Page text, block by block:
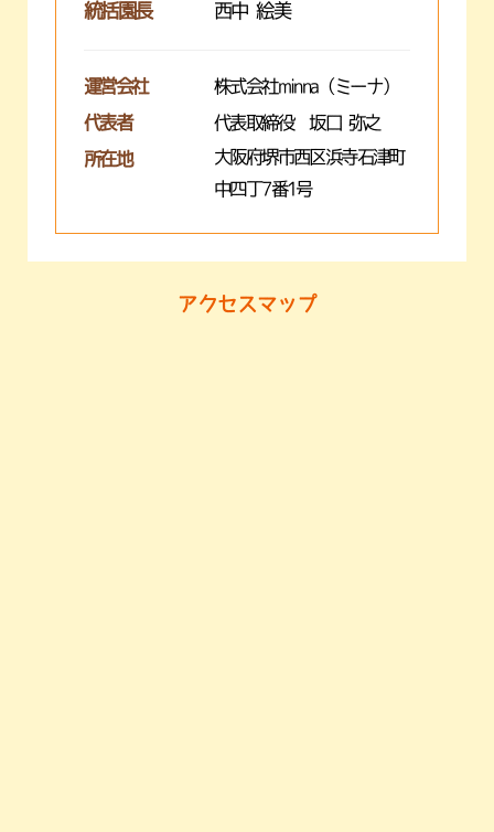
統括園長
西中 絵美
運営会社 株式会社minna（ミーナ）
代表者 代表取締役 坂口 弥之
所在地
大阪府堺市西区浜寺石津町
中四丁7番1号
アクセスマップ